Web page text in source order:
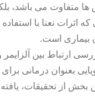
ها متفاوت می باشد،
که اثرات نعنا با
بیماری است.
ارتباط بین
بعنوان درمانی
بخش از تحقیقات،